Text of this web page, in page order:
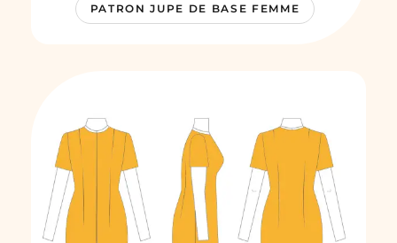
PATRON JUPE DE BASE FEMME